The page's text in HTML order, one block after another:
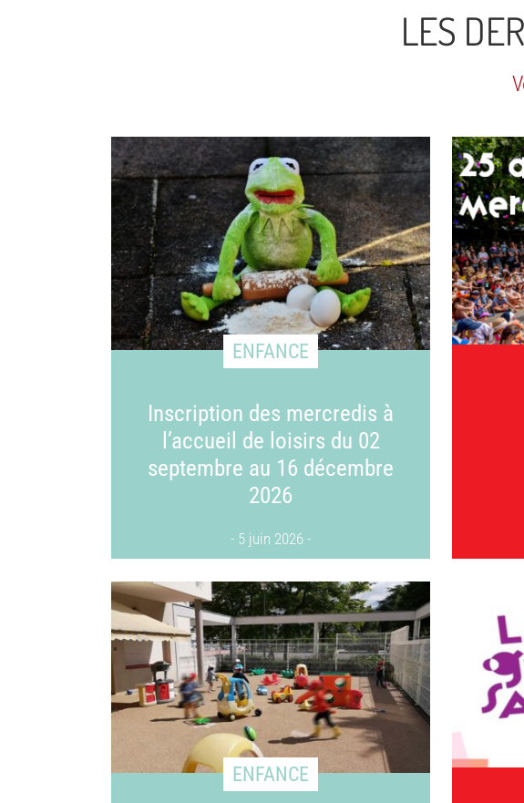
LES
ENFANCE
Inscription des mercredis à
l’accueil de loisirs du 02
septembre au 16 décembre
2026
5 juin 2026
ENFANCE